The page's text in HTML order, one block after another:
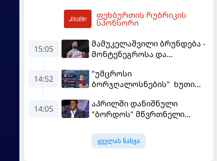
მარცხით გახსნა
ფეხბურთის რუბრიკის
სპონსორი
15:05
მამუკელაშვილი ბრუნდება -
მონტენეგროსა და
მატჩებისთვის საქართველო
მზადებას 15
14:52
"უმცროსი
ბორჯღალოსნების" ხუთი
14:05
აპრილში დანიშნული
"ბორდოს" მწვრთნელი
ყველას ნახვა